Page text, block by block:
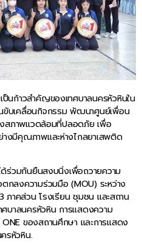
นก้าวสำคัญของเทศบาลนครหัวหินใน
ขับเคลื่อนกิจกรรม พัฒนาศูนย์เพื่อน
งสภาพแวดล้อมที่ปลอดภัย เพื่อ
งมีคุณภาพและห่างไกลยาเสพติด
ด้ร่วมกันยืนสงบนิ่งเพื่อถวายความ
กลงความร่วมมือ (MOU) ระหว่าง
ภาคส่วน โรงเรียน ชุมชน และสถาน
ศบาลนครหัวหิน การแสดงความ
ของสถานศึกษา และการแสดง
รหัวหิน.